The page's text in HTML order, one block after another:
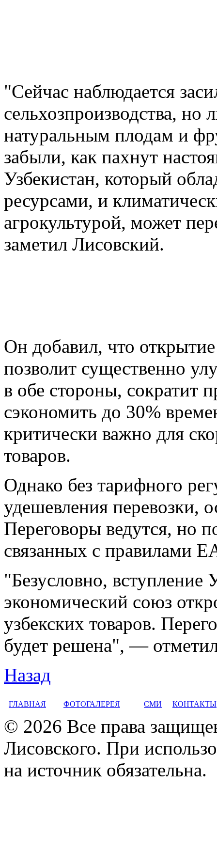
"Сейчас наблюдается
сельхозпроизводства, но
натуральным плодам и
забыли, как пахнут
Узбекистан, который
ресурсами, и
агрокультурой, может
заметил Лисовский.
Он добавил, что
позволит существенно
в обе стороны, сократит
сэкономить до 30%
критически важно для
товаров.
Однако без тарифного
удешевления перевозки,
Переговоры ведутся, но
связанных с правилами
"Безусловно, вступление
экономический союз
узбекских товаров.
будет решена", — отметил
Назад
ГЛАВНАЯ ФОТОГАЛЕРЕЯ СМИ КОНТАКТЫ
© 2026 Все права
Лисовского. При
на источник обязательна.